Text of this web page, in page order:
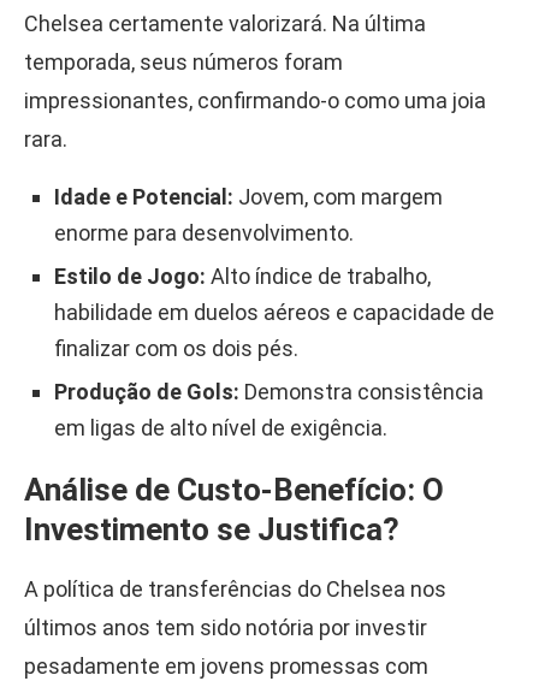
Chelsea certamente valorizará. Na última
temporada, seus números foram
impressionantes, confirmando-o como uma joia
rara.
Idade e Potencial: Jovem, com margem
enorme para desenvolvimento.
Estilo de Jogo: Alto índice de trabalho,
habilidade em duelos aéreos e capacidade de
finalizar com os dois pés.
Produção de Gols: Demonstra consistência
em ligas de alto nível de exigência.
Análise de Custo-Benefício: O
Investimento se Justifica?
A política de transferências do Chelsea nos
últimos anos tem sido notória por investir
pesadamente em jovens promessas com